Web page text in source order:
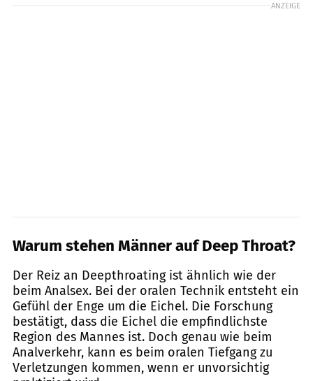
ANZEIGE
Warum stehen Männer auf Deep Throat?
Der Reiz an Deepthroating ist ähnlich wie der
beim Analsex. Bei der oralen Technik entsteht ein
Gefühl der Enge um die Eichel. Die Forschung
bestätigt, dass die Eichel die empfindlichste
Region des Mannes ist. Doch genau wie beim
Analverkehr, kann es beim oralen Tiefgang zu
Verletzungen kommen, wenn er unvorsichtig